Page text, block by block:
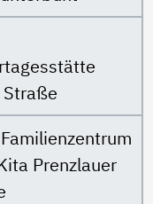
Straße
Prenzlauer